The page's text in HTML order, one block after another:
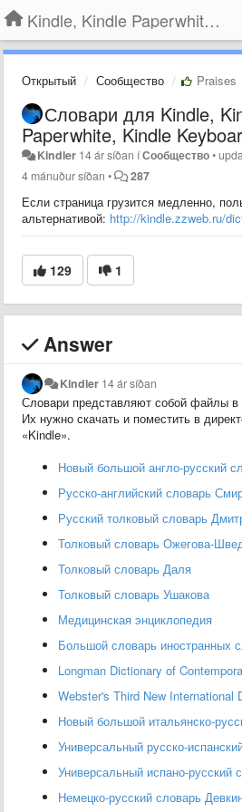
Kindle, Kindle Paperwhite, Kindle Voyage
Открытый Сообщество Praises
Словари для Kindle,
Paperwhite, Kindle
Kindler 14 ár síðan íСообщество•
4 mánuður síðan • 287
Если страница грузится медленно,
альтернативой: http://kindle.zzweb.ru/
129 1
Answer
Kindler 14 ár síðan
Словари представляют собой файлы
Их нужно скачать и поместить в
«Kindle».
Новый большой англо-русский
Русско-английский словарь
Русский толковый словарь
Толковый словарь Ожегова-
Толковый словарь Даля
Толковый словарь Ушакова
Медицинская энциклопедия
Большой словарь иностранных
Longman Dictionary of
Webster's Third New International
Новый большой итальянско-
Универсальный русско-
Универсальный испано-русский
Немецко-русский словарь